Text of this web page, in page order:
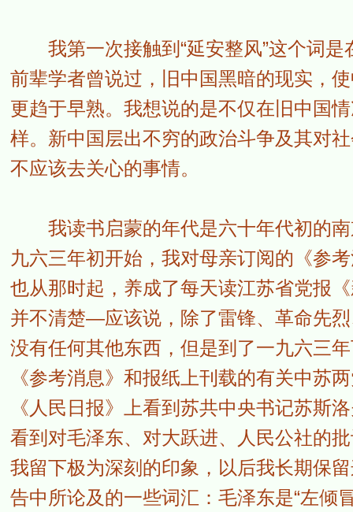
我第一次接触到“延安整风”这个词是
前辈学者曾说过，旧中国黑暗的现实，
更趋于早熟。我想说的是不仅在旧中国
样。新中国层出不穷的政治斗争及其对
不应该去关心的事情。
我读书启蒙的年代是六十年代初的南
九六三年初开始，我对母亲订阅的《参
也从那时起，养成了每天读江苏省党报
并不清楚—应该说，除了雷锋、革命先
没有任何其他东西，但是到了一九六三
《参考消息》和报纸上刊载的有关中苏
《人民日报》上看到苏共中央书记苏斯
看到对毛泽东、对大跃进、人民公社的
我留下极为深刻的印象，以后我长期保
告中所论及的一些词汇：毛泽东是“左倾